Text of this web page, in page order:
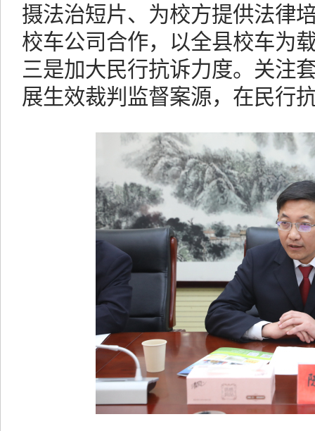
摄法治短片、为校方提供法律
校车公司合作，以全县校车为
三是加大民行抗诉力度。关注
展生效裁判监督案源，在民行